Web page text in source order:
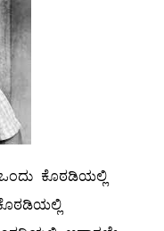
ಒಂದು ಕೊಠಡಿಯಲ್ಲಿ